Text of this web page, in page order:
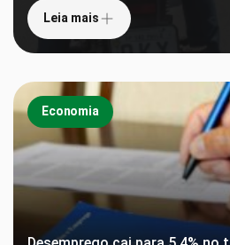
Leia mais
Economia